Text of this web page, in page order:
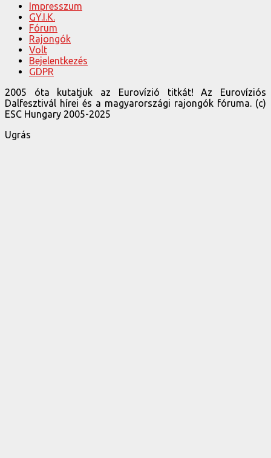
Impresszum
GY.I.K.
Fórum
Rajongók
Volt
Bejelentkezés
GDPR
2005 óta kutatjuk az Eurovízió titkát! Az Eurovíziós
Dalfesztivál hírei és a magyarországi rajongók fóruma. (c)
ESC Hungary 2005-2025
Ugrás